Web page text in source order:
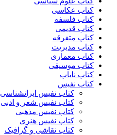
کتاب عکاسی
کتاب فلسفه
کتاب قدیمی
کتاب متفرقه
کتاب مدیریت
کتاب معماری
کتاب موسیقی
کتاب نایاب
کتاب نفیس
کتاب نفیس ایرانشناسی
کتاب نفیس شعر و ادبی
کتاب نفیس مذهبی
کتاب نفیس هنری
کتاب نقاشی و گرافیک